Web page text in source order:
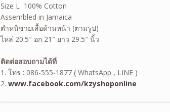
Size L 100% Cotton
Assembled in Jamaica
ตำหนิชายเสื้อด้านหน้า (ตามรูป)
ไหล่ 20.5″ อก 21″ ยาว 29.5″ นิ้ว
ติดต่อสอบถามได้ที่
1. โทร : 086-555-1877 ( WhatsApp , LINE )
2.www.facebook.com/kzyshoponline